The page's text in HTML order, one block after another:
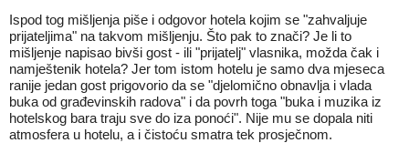
Ispod tog mišljenja piše i odgovor hotela kojim se "zahvaljuje
prijateljima" na takvom mišljenju. Što pak to znači? Je li to
mišljenje napisao bivši gost - ili "prijatelj" vlasnika, možda čak i
namještenik hotela? Jer tom istom hotelu je samo dva mjeseca
ranije jedan gost prigovorio da se "djelomično obnavlja i vlada
buka od građevinskih radova" i da povrh toga "buka i muzika iz
hotelskog bara traju sve do iza ponoći". Nije mu se dopala niti
atmosfera u hotelu, a i čistoću smatra tek prosječnom.